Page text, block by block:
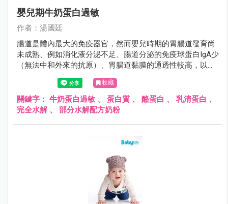
嬰兒期牛奶蛋白過敏
作者：湯國廷
腸道是體內最大的免疫器官，然而嬰兒時期的胃腸道發育尚
未成熟、例如消化液分泌不足、腸道分泌的免疫球蛋白IgA少
（無法中和外來的抗原）、胃腸道黏膜的通透性較高，以上
的種種因素造成外來的過敏原很容易透過腸黏膜進入人體，
誘發過敏反應。
收藏
關鍵字： 牛奶蛋白過敏 、 蛋白質 、 酪蛋白 、 乳清蛋白 、
完全水解、 部分水解配方奶粉